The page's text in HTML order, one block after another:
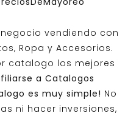
vendiendo con
Ropa y Accesorios.
catalogo los mejores
a Catalogos
es muy simple! No
ni hacer inversiones,